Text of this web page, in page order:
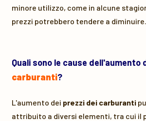
minore utilizzo, come in alcune
prezzi potrebbero tendere a diminuire.
Quali sono le cause dell'aumento
carburanti?
L'aumento dei prezzi dei carburanti
attribuito a diversi elementi, tra cui il